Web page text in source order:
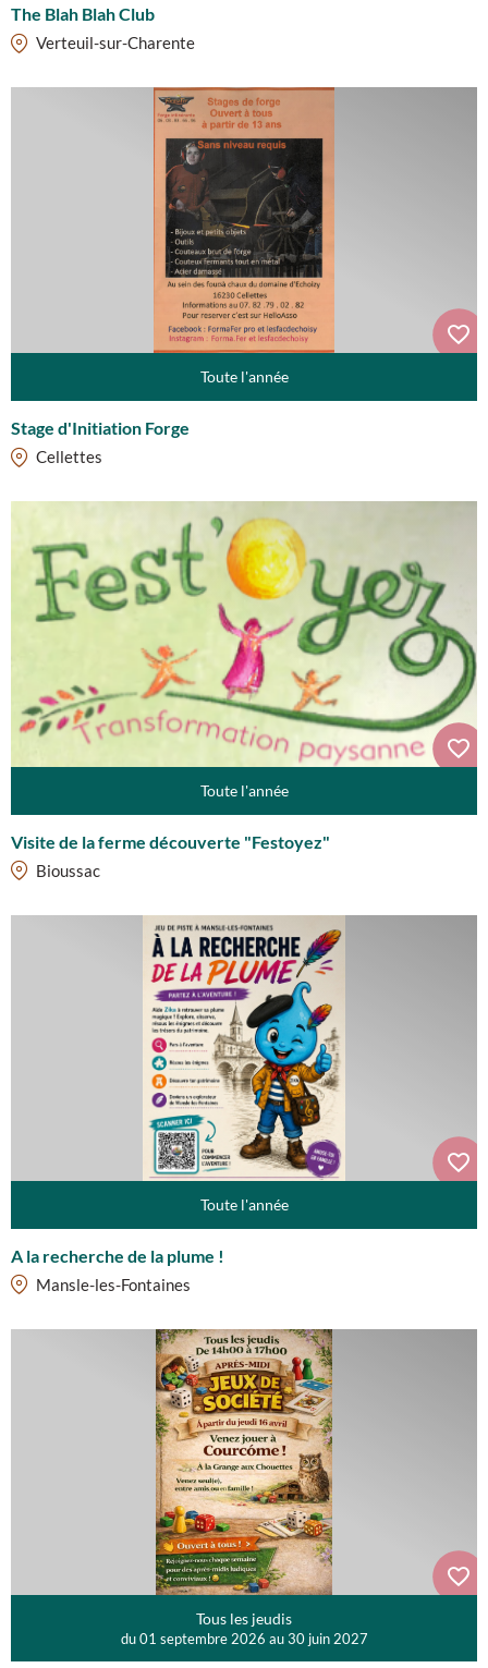
The Blah Blah Club
Verteuil-sur-Charente
Toute l'année
Stage d'Initiation Forge
Cellettes
Toute l'année
Visite de la ferme découverte "Festoyez"
Bioussac
Toute l'année
A la recherche de la plume !
Mansle-les-Fontaines
Tous les jeudis
du 01 septembre 2026 au 30 juin 2027